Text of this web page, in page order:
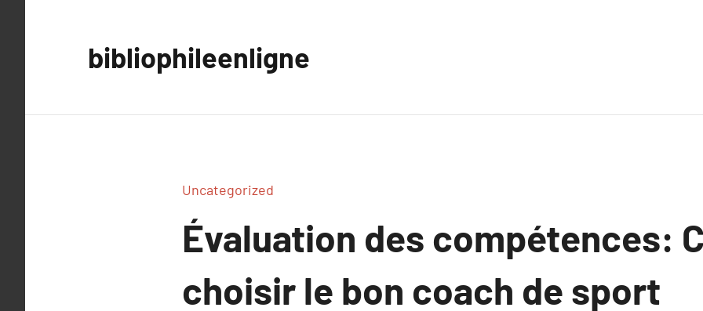
bibliophileenligne
Uncategorized
Évaluation des compétences:
choisir le bon coach de sport